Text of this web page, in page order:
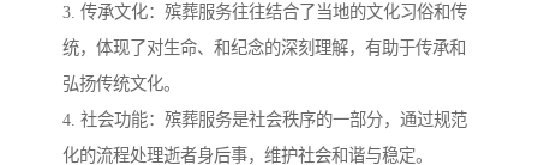
3. 传承文化：殡葬服务往往结合了当地的文化习俗和传
统，体现了对生命、和纪念的深刻理解，有助于传承和
弘扬传统文化。
4. 社会功能：殡葬服务是社会秩序的一部分，通过规范
化的流程处理逝者身后事，维护社会和谐与稳定。